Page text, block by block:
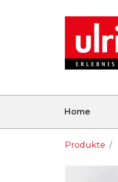
Home
Produkte